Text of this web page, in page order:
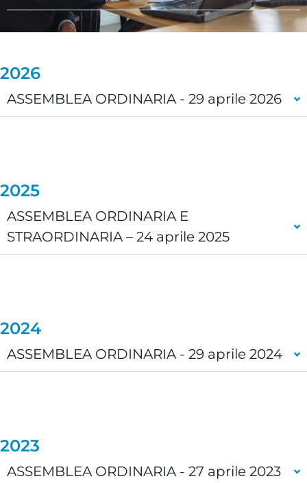
2026
ASSEMBLEA ORDINARIA - 29 aprile 2026
2025
ASSEMBLEA ORDINARIA E
STRAORDINARIA – 24 aprile 2025
2024
ASSEMBLEA ORDINARIA - 29 aprile 2024
2023
ASSEMBLEA ORDINARIA - 27 aprile 2023